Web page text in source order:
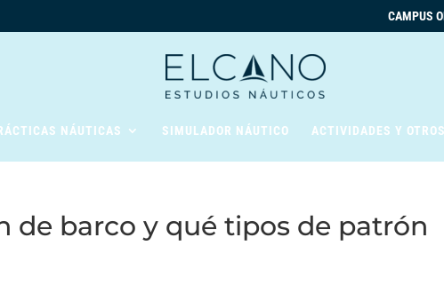
CAMPUS
NÁUTICAS SIMULADOR NÁUTICO ACTIVIDADES Y
de barco y qué tipos de patrón